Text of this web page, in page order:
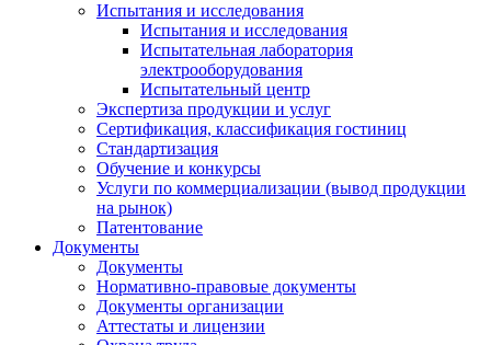
Испытания и исследования
Испытания и исследования
Испытательная лаборатория
электрооборудования
Испытательный центр
Экспертиза продукции и услуг
Сертификация, классификация гостиниц
Стандартизация
Обучение и конкурсы
Услуги по коммерциализации (вывод продукции
на рынок)
Патентование
Документы
Документы
Нормативно-правовые документы
Документы организации
Аттестаты и лицензии